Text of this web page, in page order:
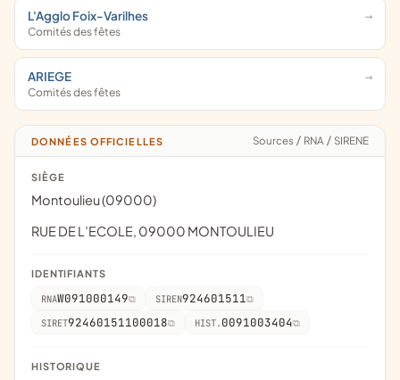
L'Agglo Foix-Varilhes
Comités des fêtes
ARIEGE
Comités des fêtes
DONNÉES OFFICIELLES Sources / RNA / SIRENE
SIÈGE
Montoulieu (09000)
RUE DE L’ECOLE, 09000 MONTOULIEU
IDENTIFIANTS
RNAW091000149 SIREN924601511
SIRET92460151100018 HIST. 0091003404
HISTORIQUE